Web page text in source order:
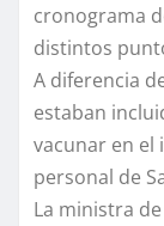
cronograma
distintos
A diferencia
estaban
vacunar en el
personal de
La ministra